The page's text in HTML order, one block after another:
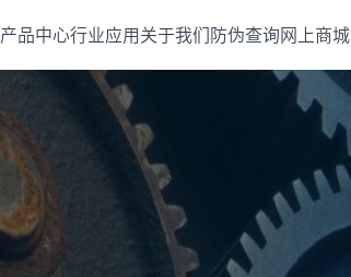
产品中心行业应用 关于我们 防伪查询 网上商城